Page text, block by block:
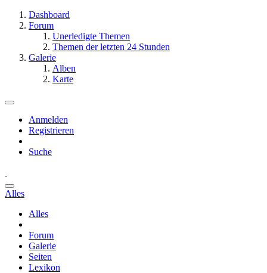
Dashboard
Forum
Unerledigte Themen
Themen der letzten 24 Stunden
Galerie
Alben
Karte
Anmelden
Registrieren
Suche
Alles
Alles
Forum
Galerie
Seiten
Lexikon